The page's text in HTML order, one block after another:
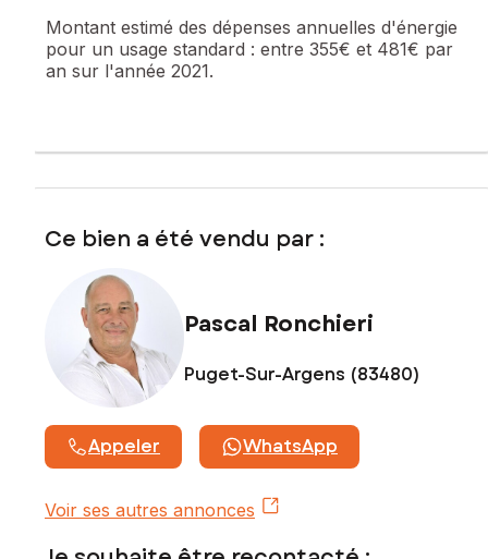
Montant estimé des dépenses annuelles d'énergie
pour un usage standard : entre 355€ et 481€ par
an sur l'année 2021.
Ce bien a été vendu par :
Pascal Ronchieri
Puget-Sur-Argens (83480)
Appeler WhatsApp
Voir ses autres annonces